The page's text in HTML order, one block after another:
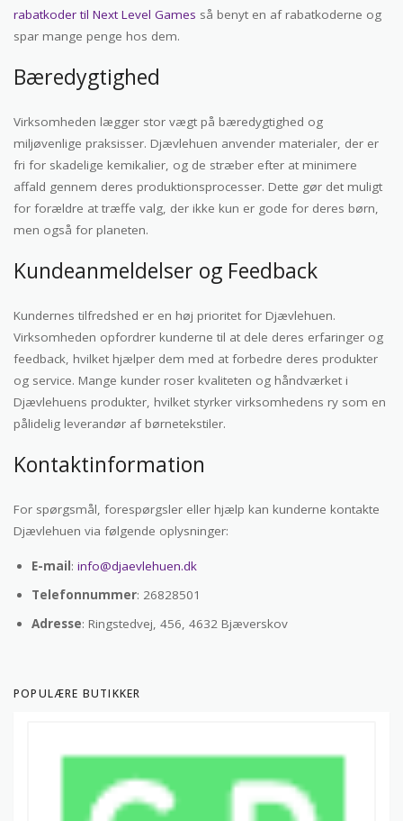
rabatkoder til Next Level Games så benyt en af rabatkoderne og
spar mange penge hos dem.
Bæredygtighed
Virksomheden lægger stor vægt på bæredygtighed og
miljøvenlige praksisser. Djævlehuen anvender materialer, der er
fri for skadelige kemikalier, og de stræber efter at minimere
affald gennem deres produktionsprocesser. Dette gør det muligt
for forældre at træffe valg, der ikke kun er gode for deres børn,
men også for planeten.
Kundeanmeldelser og Feedback
Kundernes tilfredshed er en høj prioritet for Djævlehuen.
Virksomheden opfordrer kunderne til at dele deres erfaringer og
feedback, hvilket hjælper dem med at forbedre deres produkter
og service. Mange kunder roser kvaliteten og håndværket i
Djævlehuens produkter, hvilket styrker virksomhedens ry som en
pålidelig leverandør af børnetekstiler.
Kontaktinformation
For spørgsmål, forespørgsler eller hjælp kan kunderne kontakte
Djævlehuen via følgende oplysninger:
E-mail: info@djaevlehuen.dk
Telefonnummer: 26828501
Adresse: Ringstedvej, 456, 4632 Bjæverskov
POPULÆRE BUTIKKER